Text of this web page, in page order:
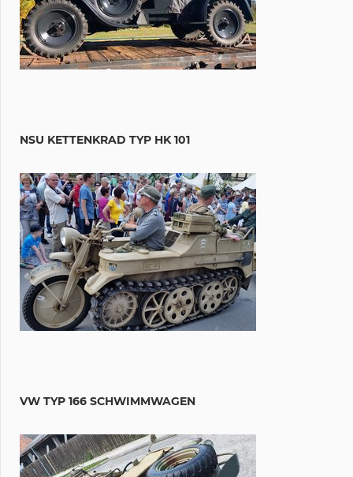
NSU KETTENKRAD TYP HK 101
VW TYP 166 SCHWIMMWAGEN